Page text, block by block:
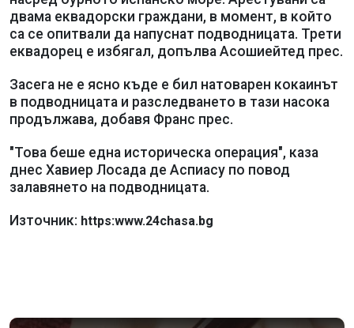
двама еквадорски граждани, в момент, в който
са се опитвали да напуснат подводницата. Трети
еквадорец е избягал, допълва Асошиейтед прес.
Засега не е ясно къде е бил натоварен кокаинът
в подводницата и разследването в тази насока
продължава, добавя Франс прес.
"Това беше една историческа операция", каза
днес Хавиер Лосада де Аспиасу по повод
залавянето на подводницата.
Източник: https:www.24chasa.bg